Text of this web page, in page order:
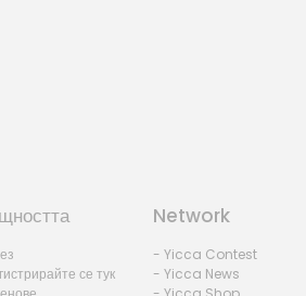
се тук
Network
- Yicca Contest
- Yicca News